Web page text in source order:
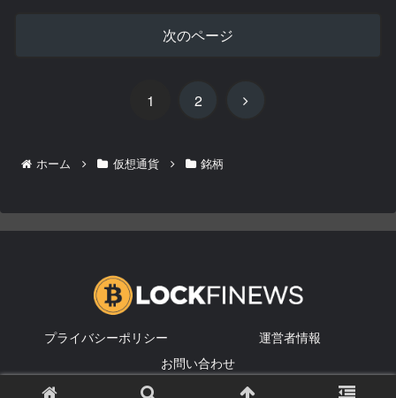
次のページ
1 2
次
ホーム 仮想通貨 銘柄
プライバシーポリシー
運営者情報
お問い合わせ
© 2025 ざんざの仮想通貨・暗号資産・経済ブログ-BlockFiNews-.